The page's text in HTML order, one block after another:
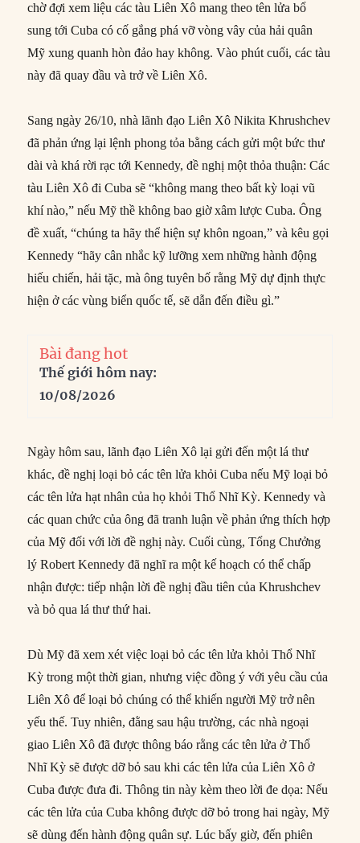
chờ đợi xem liệu các tàu Liên Xô mang theo tên lửa bổ
sung tới Cuba có cố gắng phá vỡ vòng vây của hải quân
Mỹ xung quanh hòn đảo hay không. Vào phút cuối, các tàu
này đã quay đầu và trở về Liên Xô.
Sang ngày 26/10, nhà lãnh đạo Liên Xô Nikita Khrushchev
đã phản ứng lại lệnh phong tỏa bằng cách gửi một bức thư
dài và khá rời rạc tới Kennedy, đề nghị một thỏa thuận: Các
tàu Liên Xô đi Cuba sẽ “không mang theo bất kỳ loại vũ
khí nào,” nếu Mỹ thề không bao giờ xâm lược Cuba. Ông
đề xuất, “chúng ta hãy thể hiện sự khôn ngoan,” và kêu gọi
Kennedy “hãy cân nhắc kỹ lưỡng xem những hành động
hiếu chiến, hải tặc, mà ông tuyên bố rằng Mỹ dự định thực
hiện ở các vùng biển quốc tế, sẽ dẫn đến điều gì.”
Bài đang hot
Thế giới hôm nay:
10/08/2026
Ngày hôm sau, lãnh đạo Liên Xô lại gửi đến một lá thư
khác, đề nghị loại bỏ các tên lửa khỏi Cuba nếu Mỹ loại bỏ
các tên lửa hạt nhân của họ khỏi Thổ Nhĩ Kỳ. Kennedy và
các quan chức của ông đã tranh luận về phản ứng thích hợp
của Mỹ đối với lời đề nghị này. Cuối cùng, Tổng Chưởng
lý Robert Kennedy đã nghĩ ra một kế hoạch có thể chấp
nhận được: tiếp nhận lời đề nghị đầu tiên của Khrushchev
và bỏ qua lá thư thứ hai.
Dù Mỹ đã xem xét việc loại bỏ các tên lửa khỏi Thổ Nhĩ
Kỳ trong một thời gian, nhưng việc đồng ý với yêu cầu của
Liên Xô để loại bỏ chúng có thể khiến người Mỹ trở nên
yếu thế. Tuy nhiên, đằng sau hậu trường, các nhà ngoại
giao Liên Xô đã được thông báo rằng các tên lửa ở Thổ
Nhĩ Kỳ sẽ được dỡ bỏ sau khi các tên lửa của Liên Xô ở
Cuba được đưa đi. Thông tin này kèm theo lời đe dọa: Nếu
các tên lửa của Cuba không được dỡ bỏ trong hai ngày, Mỹ
sẽ dùng đến hành động quân sự. Lúc bấy giờ, đến phiên